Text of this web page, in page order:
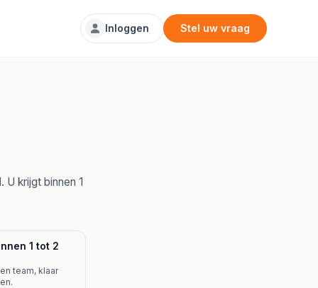
Inloggen Stel uw vraag
krijgt binnen 1
1 tot 2
team, klaar